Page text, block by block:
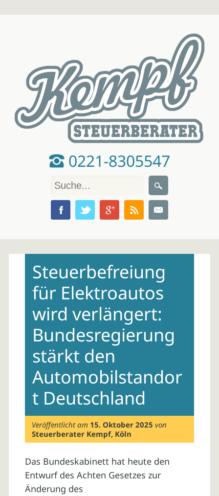
0221-8305547
contentSteuerbefreiung
für Elektroautos
wird verlängert:
Bundesregierung
stärkt den
Automobilstandor
t Deutschland
Veröffentlicht am 15. Oktober 2025 von
Steuerberater Kempf, Köln
Das Bundeskabinett hat heute den
Entwurf des Achten Gesetzes zur
Änderung des